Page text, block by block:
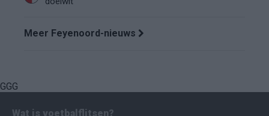
Meer Feyenoord-nieuws
GGG
Wat is voetbalflitsen?